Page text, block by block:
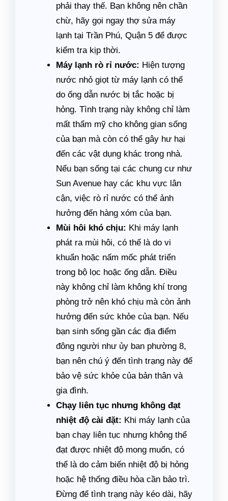
phải thay thế. Bạn không nên chần
chừ, hãy gọi ngay thợ sửa máy
lạnh tại Trần Phú, Quận 5 để được
kiểm tra kịp thời.
Máy lạnh rò rỉ nước: Hiện tượng
nước nhỏ giọt từ máy lạnh có thể
do ống dẫn nước bị tắc hoặc bị
hỏng. Tình trạng này không chỉ làm
mất thẩm mỹ cho không gian sống
của bạn mà còn có thể gây hư hại
đến các vật dụng khác trong nhà.
Nếu bạn sống tại các chung cư như
Sun Avenue hay các khu vực lân
cận, việc rò rỉ nước có thể ảnh
hưởng đến hàng xóm của bạn.
Mùi hôi khó chịu: Khi máy lạnh
phát ra mùi hôi, có thể là do vi
khuẩn hoặc nấm mốc phát triển
trong bộ lọc hoặc ống dẫn. Điều
này không chỉ làm không khí trong
phòng trở nên khó chịu mà còn ảnh
hưởng đến sức khỏe của bạn. Nếu
bạn sinh sống gần các địa điểm
đông người như ủy ban phường 8,
bạn nên chú ý đến tình trạng này để
bảo vệ sức khỏe của bản thân và
gia đình.
Chạy liên tục nhưng không đạt
nhiệt độ cài đặt: Khi máy lạnh của
bạn chạy liên tục nhưng không thể
đạt được nhiệt độ mong muốn, có
thể là do cảm biến nhiệt độ bị hỏng
hoặc hệ thống điều hòa cần bảo trì.
Đừng để tình trạng này kéo dài, hãy